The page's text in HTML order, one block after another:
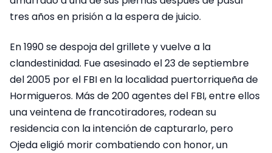
tres años en prisión a la espera de juicio.
En 1990 se despoja del grillete y vuelve a la
clandestinidad. Fue asesinado el 23 de septiembre
del 2005 por el FBI en la localidad puertorriqueña de
Hormigueros. Más de 200 agentes del FBI, entre ellos
una veintena de francotiradores, rodean su
residencia con la intención de capturarlo, pero
Ojeda eligió morir combatiendo con honor, un